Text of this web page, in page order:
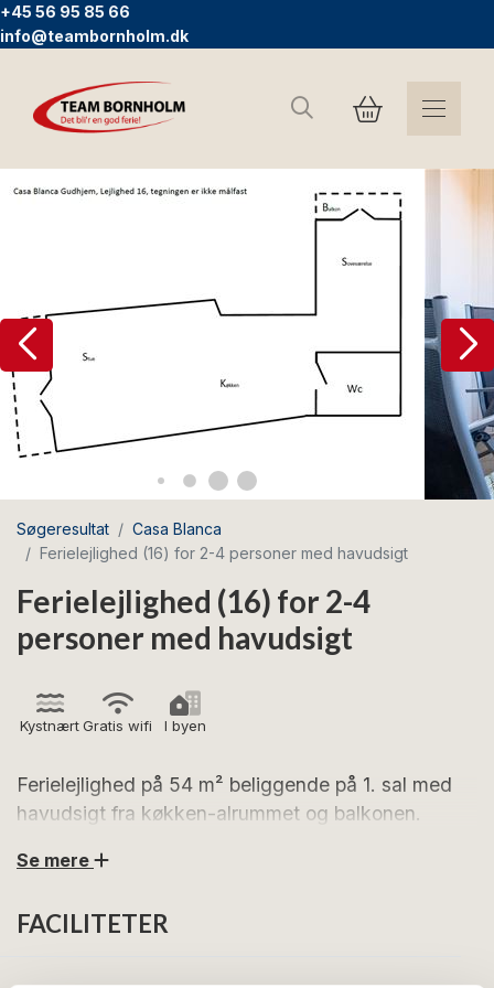
+45 56 95 85 66
info@teambornholm.dk
Søg
Søgeresultat
Casa Blanca
Ferielejlighed (16) for 2-4 personer med havudsigt
Ferielejlighed (16) for 2-4
personer med havudsigt
KystnærtGratis wifi I byen
Ferielejlighed på 54 m² beliggende på 1. sal med
havudsigt fra køkken-alrummet og balkonen.
Ferielejlighed 16 på Casa Blanca er en lys og moderne
Se mere
FACILITETER